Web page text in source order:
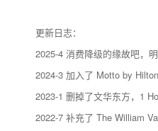
更新日志：
2025-4 消费降级的缘故吧，
2024-3 加入了 Motto by Hilton
2023-1 删掉了文华东方，1
2022-7 补充了 The William